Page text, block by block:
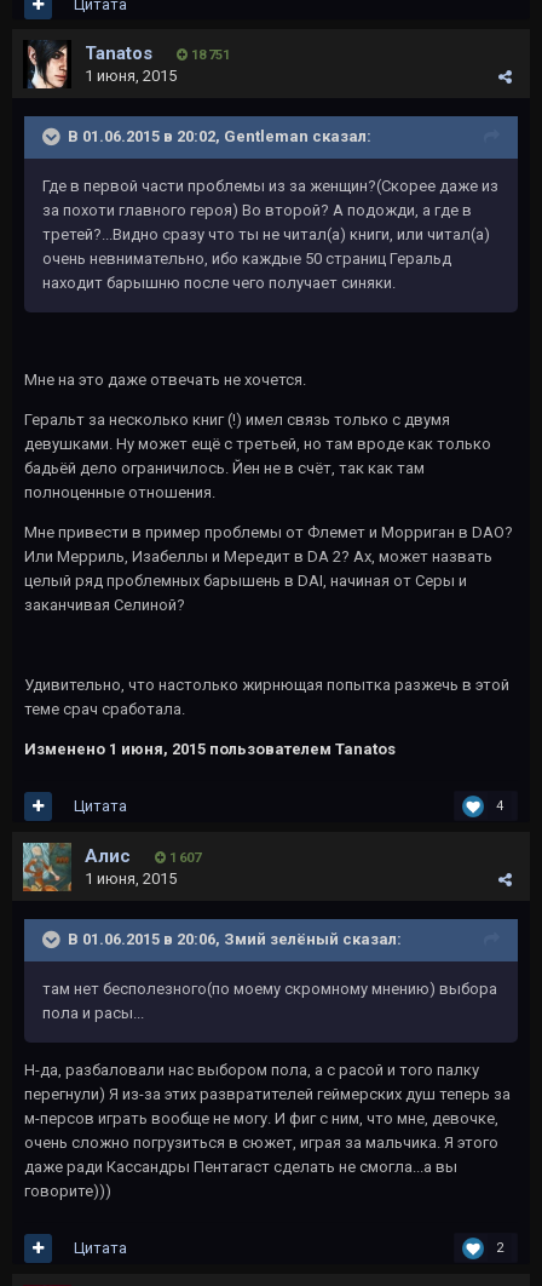
Цитата
Tanatos 18 751
1 июня, 2015
В 01.06.2015 в 20:02, Gentleman сказал:
Где в первой части проблемы из за женщин?(Скорее даже из
за похоти главного героя) Во второй? А подожди, а где в
третей?...Видно сразу что ты не читал(а) книги, или читал(а)
очень невнимательно, ибо каждые 50 страниц Геральд
находит барышню после чего получает синяки.
Мне на это даже отвечать не хочется.
Геральт за несколько книг (!) имел связь только с двумя
девушками. Ну может ещё с третьей, но там вроде как только
бадьёй дело ограничилось. Йен не в счёт, так как там
полноценные отношения.
Мне привести в пример проблемы от Флемет и Морриган в DAO?
Или Мерриль, Изабеллы и Мередит в DA 2? Ах, может назвать
целый ряд проблемных барышень в DAI, начиная от Серы и
заканчивая Селиной?
Удивительно, что настолько жирнющая попытка разжечь в этой
теме срач сработала.
Изменено 1 июня, 2015 пользователем Tanatos
4
Цитата
Алис 1 607
1 июня, 2015
В 01.06.2015 в 20:06, Змий зелёный сказал:
там нет бесполезного(по моему скромному мнению) выбора
пола и расы...
Н-да, разбаловали нас выбором пола, а с расой и того палку
перегнули) Я из-за этих развратителей геймерских душ теперь за
м-персов играть вообще не могу. И фиг с ним, что мне, девочке,
очень сложно погрузиться в сюжет, играя за мальчика. Я этого
даже ради Кассандры Пентагаст сделать не смогла...а вы
говорите)))
2
Цитата